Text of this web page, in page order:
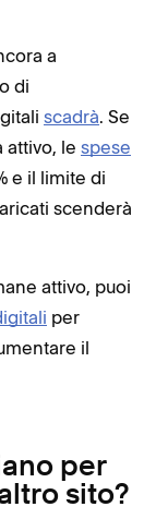
a
di
scadrà. Se
attivo, le spese
e il limite di
scenderà
attivo, puoi
per
il
per
sito?